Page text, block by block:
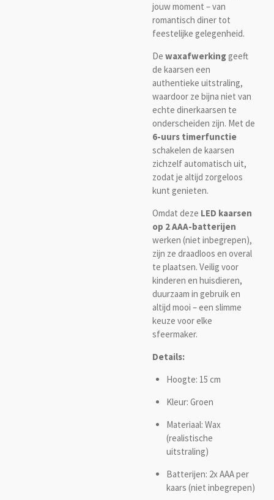
jouw moment – van
romantisch diner tot
feestelijke gelegenheid.
De waxafwerkinggeeft
de kaarsen een
authentieke uitstraling,
waardoor ze bijna niet van
echte dinerkaarsen te
onderscheiden zijn. Met de
6-uurs timerfunctie
schakelen de kaarsen
zichzelf automatisch uit,
zodat je altijd zorgeloos
kunt genieten.
Omdat deze LED kaarsen
op 2 AAA-batterijen
werken (niet inbegrepen),
zijn ze draadloos en overal
te plaatsen. Veilig voor
kinderen en huisdieren,
duurzaam in gebruik en
altijd mooi – een slimme
keuze voor elke
sfeermaker.
Details:
Hoogte: 15 cm
Kleur: Groen
Materiaal: Wax
(realistische
uitstraling)
Batterijen: 2x AAA per
kaars (niet inbegrepen)